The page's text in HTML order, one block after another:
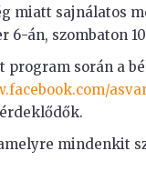
miatt sajnálatos
6-án, szombaton
program során a
mindenkit